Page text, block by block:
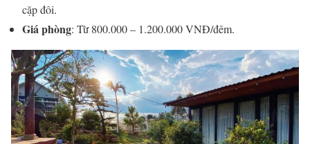
cặp đôi.
Giá phòng: Từ 800.000 – 1.200.000 VNĐ/đêm.